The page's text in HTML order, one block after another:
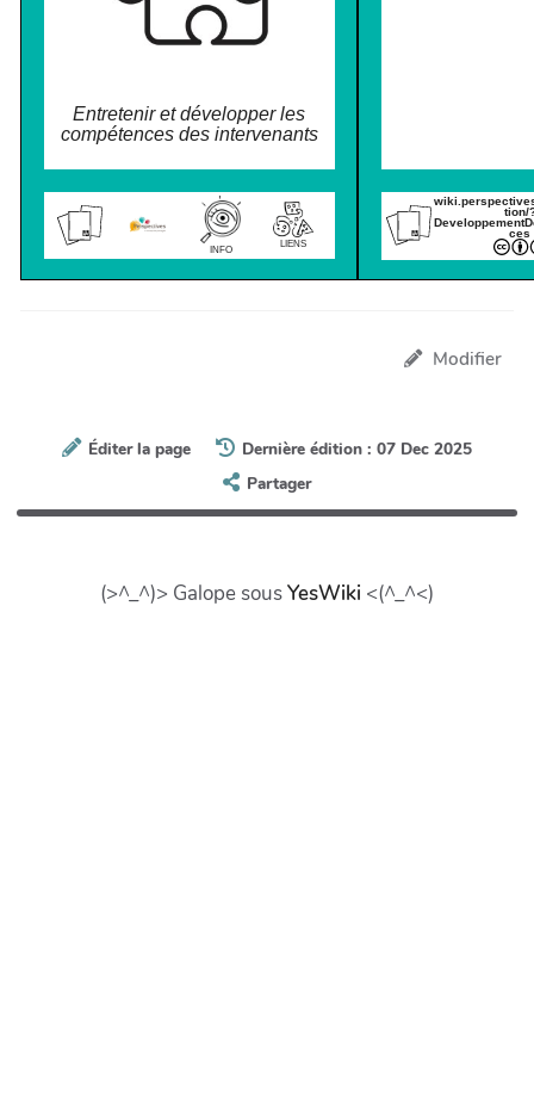
Entretenir et développer les
compétences des intervenants
INFO
LIENS
tion/
ces
Modifier
Éditer la page
Dernière édition : 07 Dec 2025
Partager
(>^_^)> Galope sousYesWiki <(^_^<)